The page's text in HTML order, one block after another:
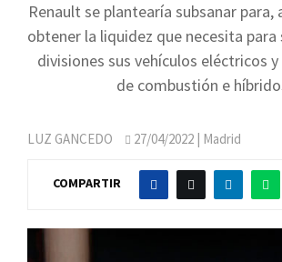
Renault se plantearía subsanar para,
obtener la liquidez que necesita para
divisiones sus vehículos eléctricos
de combustión e
LUZ GANCEDO 27/04/2022 | Madrid
COMPARTIR